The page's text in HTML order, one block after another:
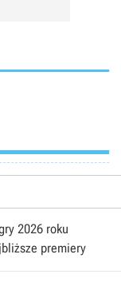
2026 roku
premiery